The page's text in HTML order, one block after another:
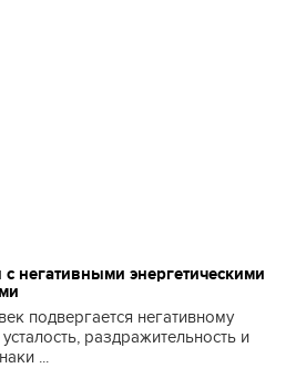
с негативными энергетическими
подвергается негативному
раздражительность и
...